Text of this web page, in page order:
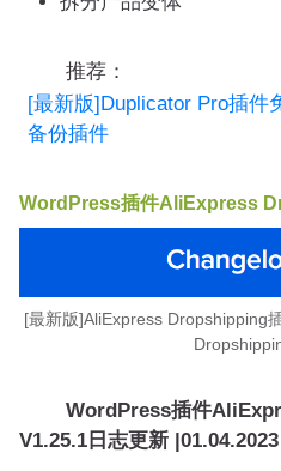
推荐：
[最新版]Duplicator Pro插件
备份插件
WordPress插件AliExpress
[最新版]AliExpress Dropshipping
WordPress插件
V1.25.1日志更新 |01.04.2023